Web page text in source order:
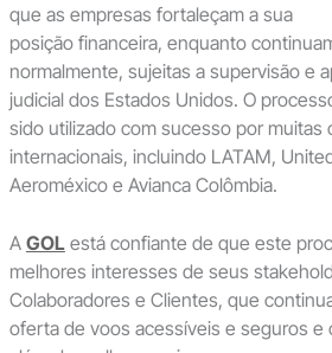
que as empresas fortaleçam a sua
posição financeira, enquanto
normalmente, sujeitas a supervisão e
judicial dos Estados Unidos. O
sido utilizado com sucesso por muitas
internacionais, incluindo LATAM,
Aeroméxico e Avianca Colômbia.
A GOLestá confiante de que este
melhores interesses de seus
Colaboradores e Clientes, que
oferta de voos acessíveis e seguros e